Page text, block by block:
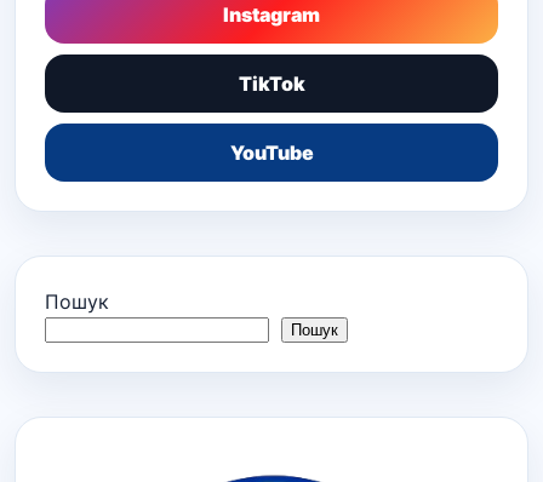
Instagram
TikTok
YouTube
Пошук
Пошук